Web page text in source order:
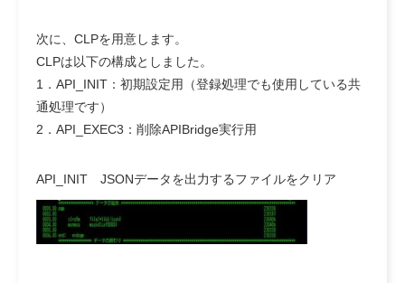
次に、CLPを用意します。
CLPは以下の構成としました。
1．API_INIT：初期設定用（登録処理でも使用している共
通処理です）
2．API_EXEC3：削除APIBridge実行用
API_INIT JSONデータを出力するファイルをクリア